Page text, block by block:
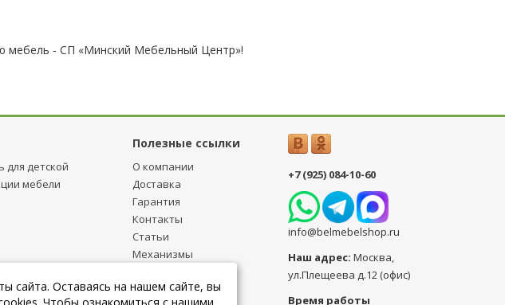
мебель - СП «Минский Мебельный Центр»!
Полезные ссылки
для детcкой
мебели
О компании
Доставка
Гарантия
Контакты
Статьи
Механизмы
Публичная оферта
+7 (925) 084-10-60
info@belmebelshop.ru
Наш адрес: Москва,
ул.Плещеева д.12 (офис)
Время работы
сайта. Оставаясь на нашем сайте, вы